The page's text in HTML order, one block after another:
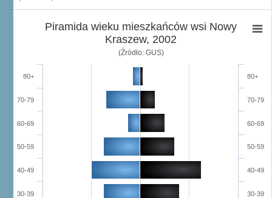
Piramida wieku mieszkańców wsi Nowy
Kraszew, 2002
(Źródło: GUS)
30-39
40-49
50-59
60-69
70-79
80+
30-39
40-49
50-59
60-69
70-79
80+